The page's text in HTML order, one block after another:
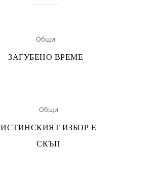
Общи
ЗАГУБЕНО ВРЕМЕ
Общи
ИСТИНСКИЯТ ИЗБОР Е
СКЪП